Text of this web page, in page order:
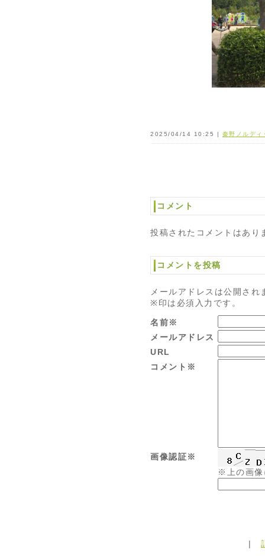
2025/04/14 10:25 | 秦野ノルディ
コメント
投稿されたコメントはあり
コメントを投稿
メールアドレスは公開され
※印は必須入力です。
名前※
メールアドレス
URL
コメント※
画像認証※
※上の画像
|